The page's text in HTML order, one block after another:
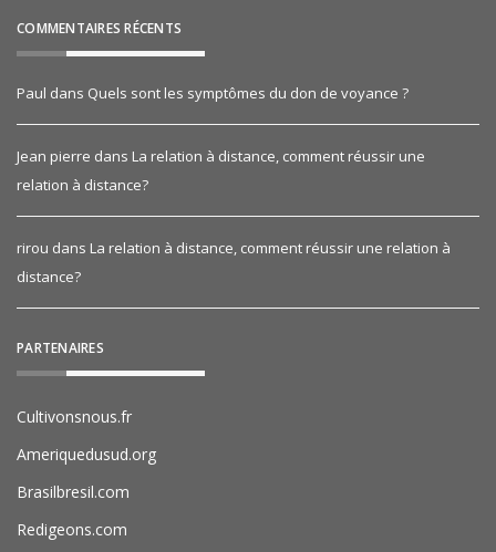
COMMENTAIRES RÉCENTS
Paul dans Quels sont les symptômes du don de voyance ?
Jean pierre dans La relation à distance, comment réussir une
relation à distance?
rirou dans La relation à distance, comment réussir une relation à
distance?
PARTENAIRES
Cultivonsnous.fr
Ameriquedusud.org
Brasilbresil.com
Redigeons.com